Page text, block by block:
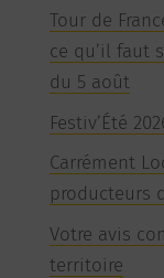
Tour de
ce qu’il faut
du 5 août
Festiv’Été
Carrément
producteurs
Votre avis
territoire